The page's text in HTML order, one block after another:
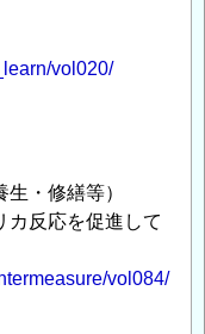
vol020/
・修繕等）
反応を促進して
vol084/